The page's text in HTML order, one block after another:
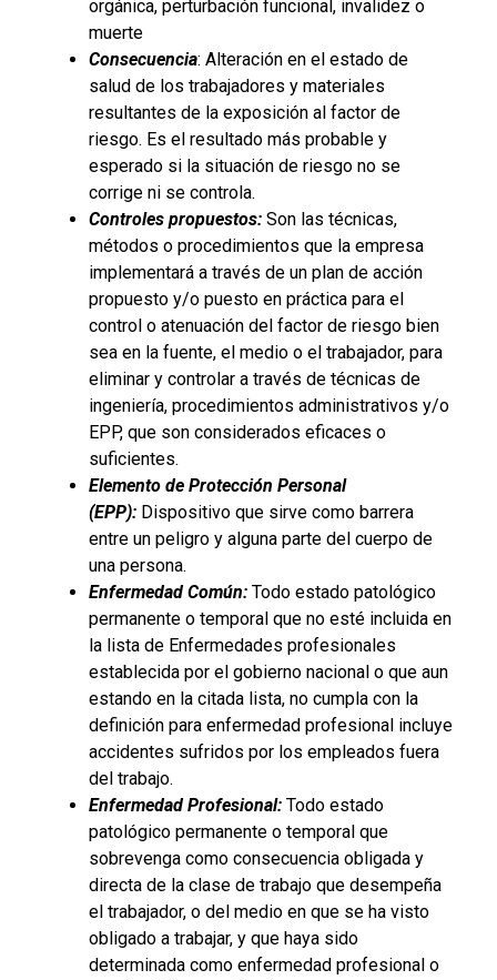
orgánica, perturbación funcional, invalidez o
muerte
Consecuencia: Alteración en el estado de
salud de los trabajadores y materiales
resultantes de la exposición al factor de
riesgo. Es el resultado más probable y
esperado si la situación de riesgo no se
corrige ni se controla.
Controles propuestos: Son las técnicas,
métodos o procedimientos que la empresa
implementará a través de un plan de acción
propuesto y/o puesto en práctica para el
control o atenuación del factor de riesgo bien
sea en la fuente, el medio o el trabajador, para
eliminar y controlar a través de técnicas de
ingeniería, procedimientos administrativos y/o
EPP, que son considerados eficaces o
suficientes.
Elemento de Protección Personal
(EPP): Dispositivo que sirve como barrera
entre un peligro y alguna parte del cuerpo de
una persona.
Enfermedad Común: Todo estado patológico
permanente o temporal que no esté incluida en
la lista de Enfermedades profesionales
establecida por el gobierno nacional o que aun
estando en la citada lista, no cumpla con la
definición para enfermedad profesional incluye
accidentes sufridos por los empleados fuera
del trabajo.
Enfermedad Profesional: Todo estado
patológico permanente o temporal que
sobrevenga como consecuencia obligada y
directa de la clase de trabajo que desempeña
el trabajador, o del medio en que se ha visto
obligado a trabajar, y que haya sido
determinada como enfermedad profesional o